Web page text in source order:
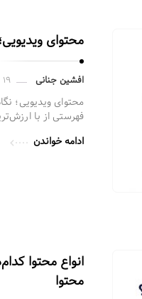
محتوای ویدیویی؛ نگاهی به ۵
افشین جنانی ۱۹ دی ۱۴۰۱
فهرستی از با
ادامه خواندن
محتوا